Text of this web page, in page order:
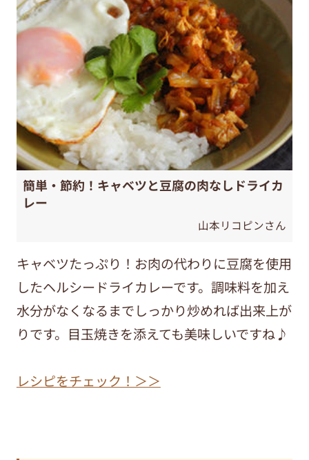
簡単・節約！キャベツと豆腐の肉なしドライカ
レー
山本リコピンさん
キャベツたっぷり！お肉の代わりに豆腐を使用
したヘルシードライカレーです。調味料を加え
水分がなくなるまでしっかり炒めれば出来上が
りです。目玉焼きを添えても美味しいですね♪
レシピをチェック！＞＞